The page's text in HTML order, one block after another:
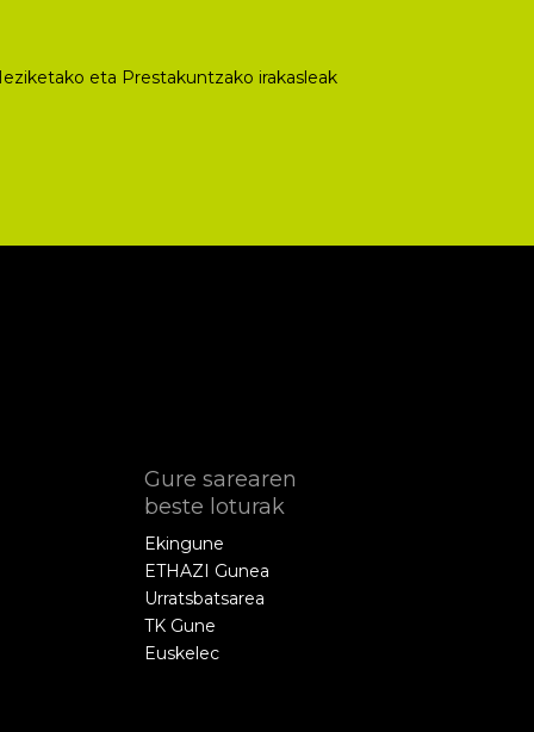
eta Prestakuntzako irakasleak
Gure sarearen
beste loturak
Ekingune
ETHAZI Gunea
Urratsbatsarea
TK Gune
Euskelec